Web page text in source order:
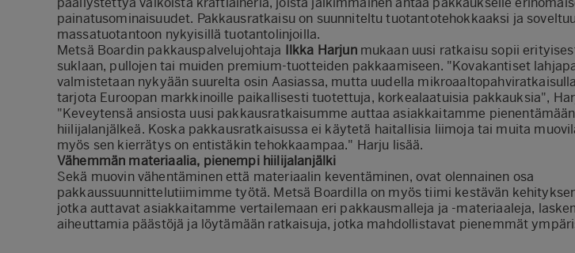
painatusominaisuudet. Pakkausratkaisu on suunniteltu tuotantotehokkaaksi ja soveltuu
massatuotantoon nykyisillä tuotantolinjoilla.
Metsä Boardin pakkauspalvelujohtaja Ilkka Harjunmukaan uusi ratkaisu sopii
suklaan, pullojen tai muiden premium-tuotteiden pakkaamiseen. "Kovakantiset
valmistetaan nykyään suurelta osin Aasiassa, mutta uudella
tarjota Euroopan markkinoille paikallisesti tuotettuja, korkealaatuisia pakkauksia",
"Keveytensä ansiosta uusi pakkausratkaisumme auttaa asiakkaitamme
hiilijalanjälkeä. Koska pakkausratkaisussa ei käytetä haitallisia liimoja tai muita
myös sen kierrätys on entistäkin tehokkaampaa." Harju lisää.
Vähemmän materiaalia, pienempi hiilijalanjälki
Sekä muovin vähentäminen että materiaalin keventäminen, ovat olennainen osa
pakkaussuunnittelutiimimme työtä. Metsä Boardilla on myöstiimi kestävän
jotka auttavat asiakkaitamme vertailemaan eri pakkausmalleja ja -materiaaleja,
aiheuttamia päästöjä ja löytämään ratkaisuja, jotka mahdollistavat pienemmät